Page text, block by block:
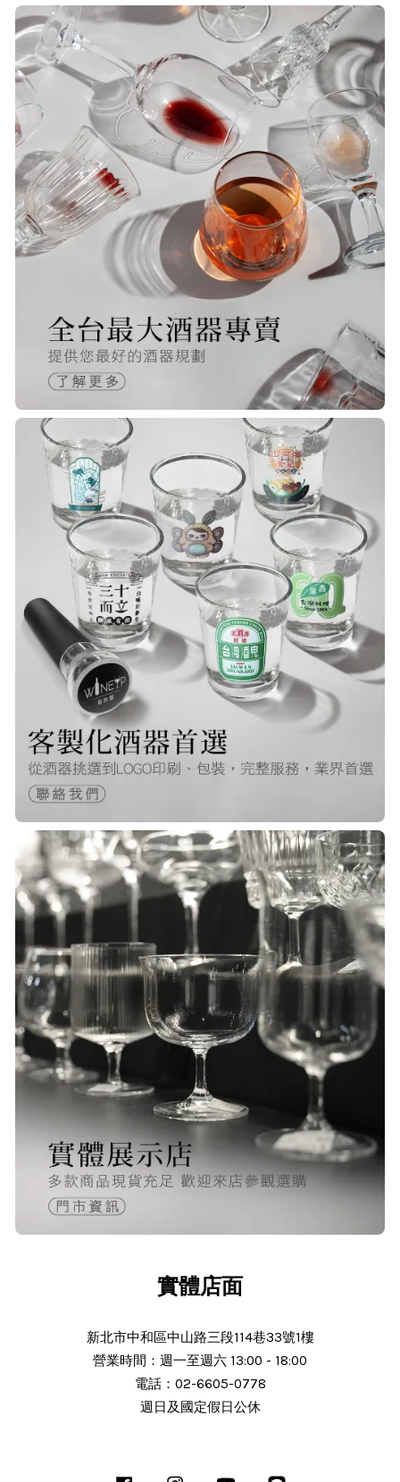
超值，值得推薦大家購買
S***
20/Nov/2025 10:10 am
很快就收到商品了，出貨速度相當
快，下單後很快就出貨了，商品包裝
完整，價錢也相當的不錯，值得推薦
21/Nov/2025 05:25 pm
已經回購無數次，賣家態度良好，有
問必答，包裝完整，商品也非常的
棒！
Q***
22/Nov/2025 12:40 pm
很快就收到商品了，出貨速度非常的
快，非常棒的賣家 質感又耐看,細膩
包裝得很小心 CP值很高！！推薦購入
P***
23/Nov/2025 08:00 am
品質非常好！手摸的觸感就很明顯感
覺質感
24/Nov/2025 02:15 pm
出貨迅速＆價格實在的好店家～已經
第 6次回購
N***
25/Nov/2025 11:30 am
實體店面
新北市中和區中山路三段114巷33號1樓
營業時間：週一至週六 13:00 - 18:00
電話：02-6605-0778
週日及國定假日公休